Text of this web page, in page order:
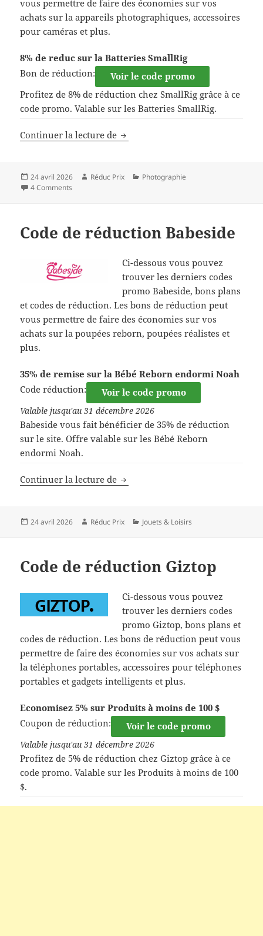
vous permettre de faire des économies sur vos
achats sur la appareils photographiques, accessoires
pour caméras et plus.
8% de reduc sur la Batteries SmallRig
Bon de réduction:
Voir le code promo
Profitez de 8% de réduction chez SmallRig grâce à ce
code promo. Valable sur les Batteries SmallRig.
Continuer la lecture de Code promo SmallRig
Publié
le
24 avril 2026 Auteur
Réduc Prix Catégories
Photographie
4 Comments
Code de réduction Babeside
Ci-dessous vous pouvez
trouver les derniers codes
promo Babeside, bons plans
et codes de réduction. Les bons de réduction peut
vous permettre de faire des économies sur vos
achats sur la poupées reborn, poupées réalistes et
plus.
35% de remise sur la Bébé Reborn endormi Noah
Code réduction:
Voir le code promo
Valable jusqu'au 31 décembre 2026
Babeside vous fait bénéficier de 35% de réduction
sur le site. Offre valable sur les Bébé Reborn
endormi Noah.
Continuer la lecture de Code de réduction Babeside
Publié
24 avril 2026 Auteur
Réduc Prix Catégories
Jouets & Loisirs
Code de réduction Giztop
Ci-dessous vous pouvez
trouver les derniers codes
promo Giztop, bons plans et
codes de réduction. Les bons de réduction peut vous
permettre de faire des économies sur vos achats sur
la téléphones portables, accessoires pour téléphones
portables et gadgets intelligents et plus.
Economisez 5% sur Produits à moins de 100 $
Coupon de réduction:
Voir le code promo
Valable jusqu'au 31 décembre 2026
Profitez de 5% de réduction chez Giztop grâce à ce
code promo. Valable sur les Produits à moins de 100
$.